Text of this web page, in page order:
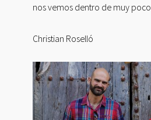
nos vemos dentro de muy poco.
Christian Roselló